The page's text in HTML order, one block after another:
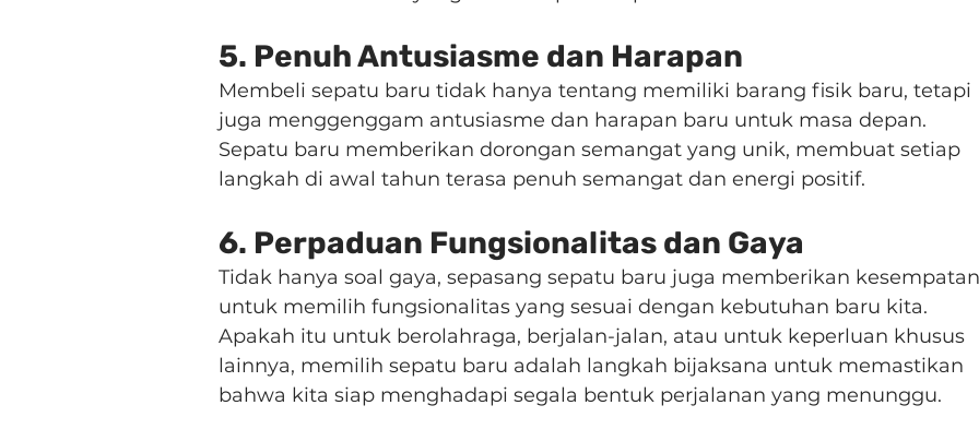
5. Penuh Antusiasme dan Harapan
Membeli sepatu baru tidak hanya tentang memiliki barang fisik baru, tetapi
juga menggenggam antusiasme dan harapan baru untuk masa depan.
Sepatu baru memberikan dorongan semangat yang unik, membuat setiap
langkah di awal tahun terasa penuh semangat dan energi positif.
6. Perpaduan Fungsionalitas dan Gaya
Tidak hanya soal gaya, sepasang sepatu baru juga memberikan kesempatan
untuk memilih fungsionalitas yang sesuai dengan kebutuhan baru kita.
Apakah itu untuk berolahraga, berjalan-jalan, atau untuk keperluan khusus
lainnya, memilih sepatu baru adalah langkah bijaksana untuk memastikan
bahwa kita siap menghadapi segala bentuk perjalanan yang menunggu.